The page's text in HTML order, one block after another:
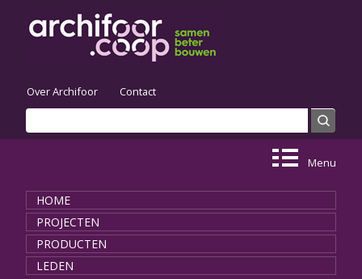
Skip to main content
Over Archifoor Contact
Search form
Menu
HOME
PROJECTEN
PRODUCTEN
LEDEN